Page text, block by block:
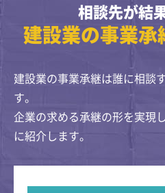
相談先が結
建設業の事業
建設業の事業承継は誰に相談
す。
企業の求める承継の形を実現
に紹介します。